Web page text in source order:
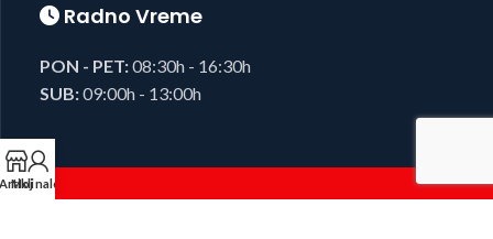
Radno Vreme
PON - PET:08:30h - 16:30h
SUB:09:00h - 13:00h
Artikli
Moj nalog